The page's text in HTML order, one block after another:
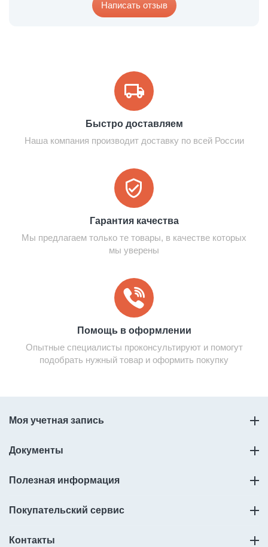
Написать отзыв
Быстро доставляем
Наша компания производит доставку по всей России
Гарантия качества
Мы предлагаем только те товары, в качестве которых
мы уверены
Помощь в оформлении
Опытные специалисты проконсультируют и помогут
подобрать нужный товар и оформить покупку
Моя учетная запись
Документы
Полезная информация
Покупательский сервис
Контакты